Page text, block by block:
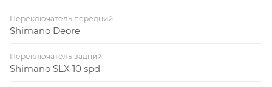
Переключатель передний
Shimano Deore
Переключатель задний
Shimano SLX 10 spd